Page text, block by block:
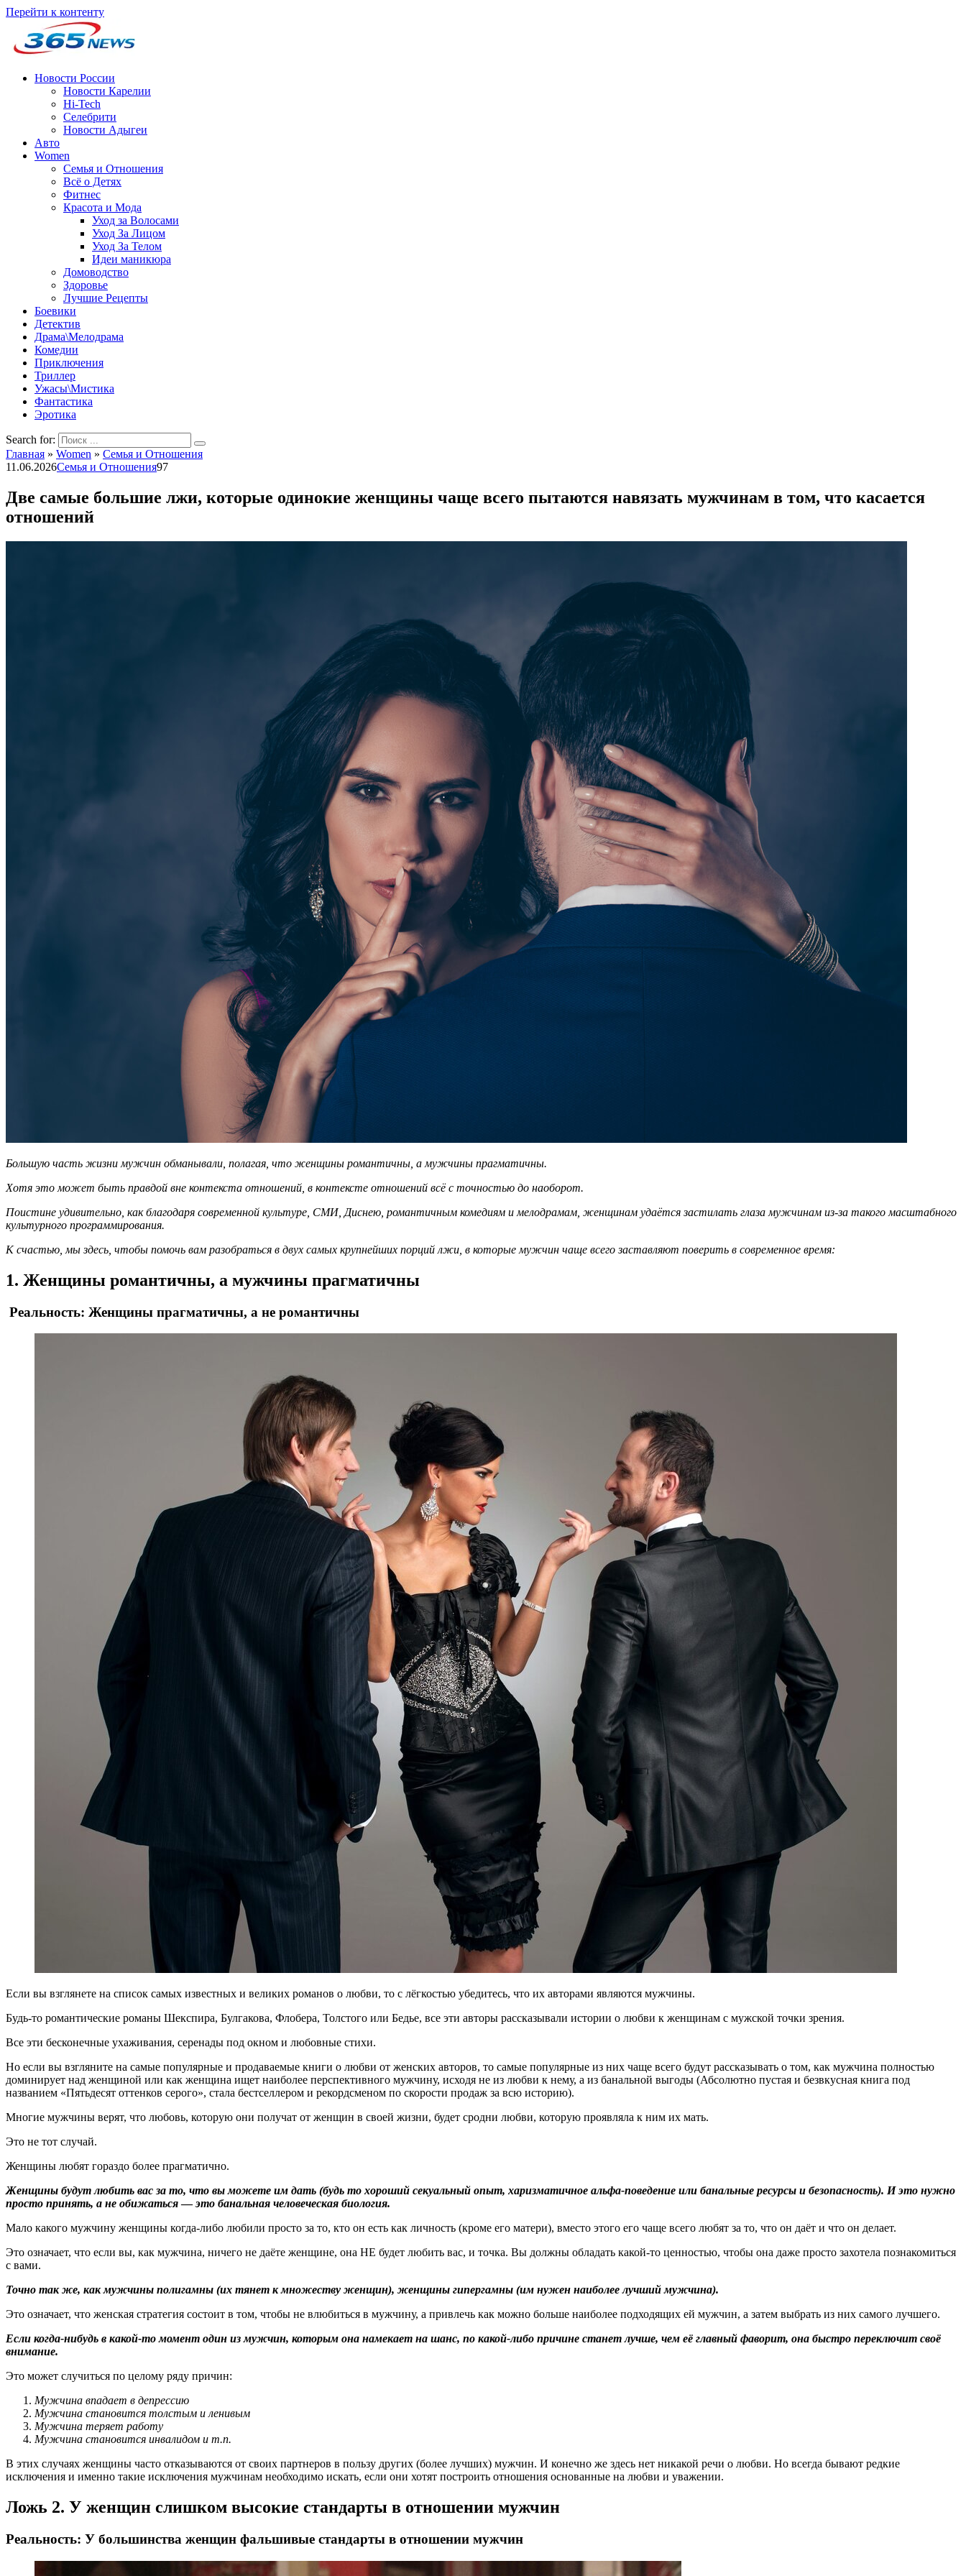
Перейти к контенту
Новости России
Новости Карелии
Hi-Tech
Селебрити
Новости Адыгеи
Авто
Women
Семья и Отношения
Всё о Детях
Фитнес
Красота и Мода
Уход за Волосами
Уход За Лицом
Уход За Телом
Идеи маникюра
Домоводство
Здоровье
Лучшие Рецепты
Боевики
Детектив
Драма\Мелодрама
Комедии
Приключения
Триллер
Ужасы\Мистика
Фантастика
Эротика
Search for:
Главная » Women » Семья и Отношения
11.06.2026Семья и Отношения97
Две самые большие лжи, которые одинокие женщины чаще всего пытаются навязать мужчинам в том, что касается
отношений
Большую часть жизни мужчин обманывали, полагая, что женщины романтичны, а мужчины прагматичны.
Хотя это может быть правдой вне контекста отношений, в контексте отношений всё с точностью до наоборот.
Поистине удивительно, как благодаря современной культуре, СМИ, Диснею, романтичным комедиям и мелодрамам, женщинам удаётся застилать глаза мужчинам из-за такого масштабного
культурного программирования.
К счастью, мы здесь, чтобы помочь вам разобраться в двух самых крупнейших порций лжи, в которые мужчин чаще всего заставляют поверить в современное время:
1. Женщины романтичны, а мужчины прагматичны
Реальность: Женщины прагматичны, а не романтичны
Если вы взглянете на список самых известных и великих романов о любви, то с лёгкостью убедитесь, что их авторами являются мужчины.
Будь-то романтические романы Шекспира, Булгакова, Флобера, Толстого или Бедье, все эти авторы рассказывали истории о любви к женщинам с мужской точки зрения.
Все эти бесконечные ухаживания, серенады под окном и любовные стихи.
Но если вы взгляните на самые популярные и продаваемые книги о любви от женских авторов, то самые популярные из них чаще всего будут рассказывать о том, как мужчина полностью
доминирует над женщиной или как женщина ищет наиболее перспективного мужчину, исходя не из любви к нему, а из банальной выгоды (Абсолютно пустая и безвкусная книга под
названием «Пятьдесят оттенков серого», стала бестселлером и рекордсменом по скорости продаж за всю историю).
Многие мужчины верят, что любовь, которую они получат от женщин в своей жизни, будет сродни любви, которую проявляла к ним их мать.
Это не тот случай.
Женщины любят гораздо более прагматично.
Женщины будут любить вас за то, что вы можете им дать (будь то хороший ceкyaльный опыт, харизматичное альфа-поведение или банальные ресурсы и безопасность). И это нужно
просто принять, а не обижаться— это банальная человеческая биология.
Мало какого мужчину женщины когда-либо любили просто за то, кто он есть как личность (кроме его матери), вместо этого его чаще всего любят за то, что он даёт и что он делает.
Это означает, что если вы, как мужчина, ничего не даёте женщине, она НЕ будет любить вас, и точка. Вы должны обладать какой-то ценностью, чтобы она даже просто захотела познакомиться
с вами.
Точно так же, как мужчины полигамны (их тянет к множеству женщин), женщины гипергамны (им нужен наиболее лучший мужчина).
Это означает, что женская стратегия состоит в том, чтобы не влюбиться в мужчину, а привлечь как можно больше наиболее подходящих ей мужчин, а затем выбрать из них самого лучшего.
Если когда-нибудь в какой-то момент один из мужчин, которым она намекает на шанс, по какой-либо причине станет лучше, чем её главный фаворит, она быстро переключит своё
внимание.
Это может случиться по целому ряду причин:
Мужчина впадает в депрессию
Мужчина становится толстым и ленивым
Мужчина теряет работу
Мужчина становится инвалидом и т.п.
В этих случаях женщины часто отказываются от своих партнеров в пользу других (более лучших) мужчин. И конечно же здесь нет никакой речи о любви. Но всегда бывают редкие
исключения и именно такие исключения мужчинам необходимо искать, если они хотят построить отношения основанные на любви и уважении.
Ложь 2. У женщин слишком высокие стандарты в отношении мужчин
Реальность: У большинства женщин фальшивые стандарты в отношении мужчин